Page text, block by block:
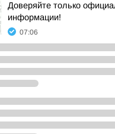
Доверяйте только
информации!
07:06